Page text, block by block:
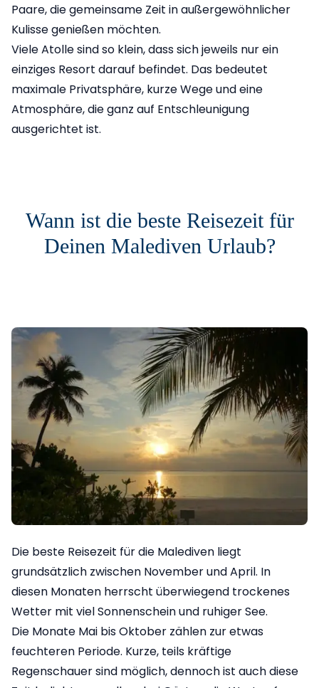
Paare, die gemeinsame Zeit in außergewöhnlicher
Kulisse genießen möchten.
Viele Atolle sind so klein, dass sich jeweils nur ein
einziges Resort darauf befindet. Das bedeutet
maximale Privatsphäre, kurze Wege und eine
Atmosphäre, die ganz auf Entschleunigung
ausgerichtet ist.
Wann ist die beste Reisezeit für
Deinen Malediven Urlaub?
Die beste Reisezeit für die Malediven liegt
grundsätzlich zwischen November und April. In
diesen Monaten herrscht überwiegend trockenes
Wetter mit viel Sonnenschein und ruhiger See.
Die Monate Mai bis Oktober zählen zur etwas
feuchteren Periode. Kurze, teils kräftige
Regenschauer sind möglich, dennoch ist auch diese